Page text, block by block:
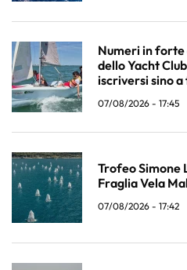
Numeri in forte
dello Yacht
iscriversi sino
07/08/2026 - 17:45
Trofeo Simone
Fraglia Vela
07/08/2026 - 17:42